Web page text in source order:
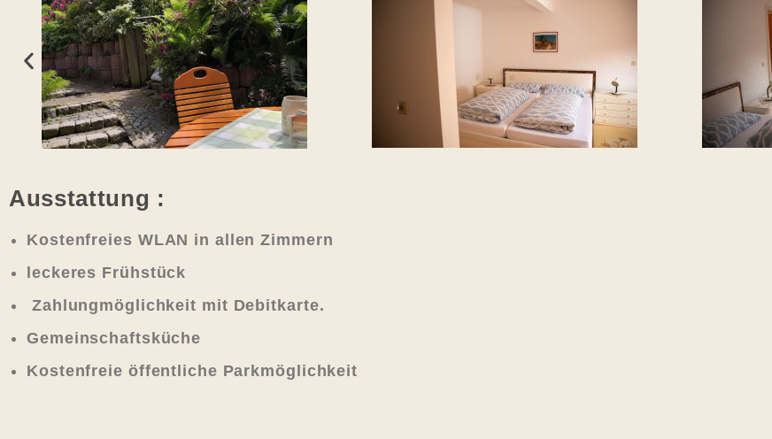
Ausstattung :
Kostenfreies WLAN in allen Zimmern
leckeres Frühstück
Zahlungmöglichkeit mit Debitkarte.
Gemeinschaftsküche
Kostenfreie öffentliche Parkmöglichkeit